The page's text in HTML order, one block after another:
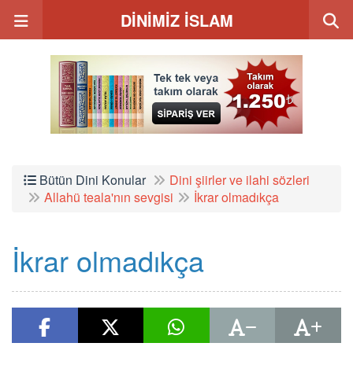
DİNİMİZ İSLAM
Bütün Dini Konular
Dini şiirler ve ilahi sözleri
Allahü teala'nın sevgisi
İkrar olmadıkça
İkrar olmadıkça